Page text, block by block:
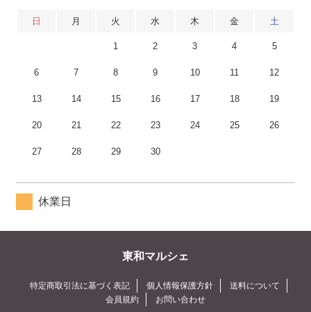
日 月 火 水 木 金 土
1 2 3 4 5
6 7 8 9 10 11 12
13 14 15 16 17 18 19
20 21 22 23 24 25 26
27 28 29 30
休業日
東和マルシェ
特定商取引法に基づく表記 個人情報保護方針
送料について
会員規約
お問い合わせ